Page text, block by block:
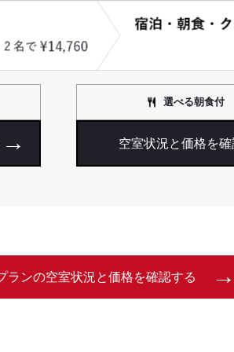
選べる朝食付
空室状況と価格を
ランの空室状況と価格を確認する